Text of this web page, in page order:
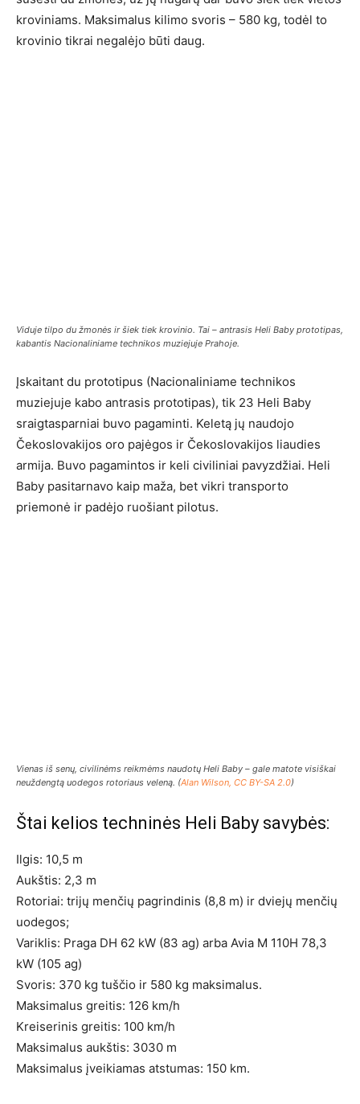
kroviniams. Maksimalus kilimo svoris – 580 kg, todėl to
krovinio tikrai negalėjo būti daug.
Viduje tilpo du žmonės ir šiek tiek krovinio. Tai – antrasis Heli Baby prototipas,
kabantis Nacionaliniame technikos muziejuje Prahoje.
Įskaitant du prototipus (Nacionaliniame technikos
muziejuje kabo antrasis prototipas), tik 23 Heli Baby
sraigtasparniai buvo pagaminti. Keletą jų naudojo
Čekoslovakijos oro pajėgos ir Čekoslovakijos liaudies
armija. Buvo pagamintos ir keli civiliniai pavyzdžiai. Heli
Baby pasitarnavo kaip maža, bet vikri transporto
priemonė ir padėjo ruošiant pilotus.
Vienas iš senų, civilinėms reikmėms naudotų Heli Baby – gale matote visiškai
neuždengtą uodegos rotoriaus veleną. (Alan Wilson, CC BY-SA 2.0)
Štai kelios techninės Heli Baby savybės:
Ilgis: 10,5 m
Aukštis: 2,3 m
Rotoriai: trijų menčių pagrindinis (8,8 m) ir dviejų menčių
uodegos;
Variklis: Praga DH 62 kW (83 ag) arba Avia M 110H 78,3
kW (105 ag)
Svoris: 370 kg tuščio ir 580 kg maksimalus.
Maksimalus greitis: 126 km/h
Kreiserinis greitis: 100 km/h
Maksimalus aukštis: 3030 m
Maksimalus įveikiamas atstumas: 150 km.